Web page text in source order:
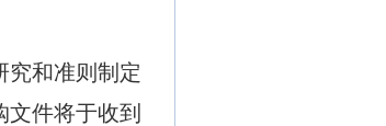
究和准则制定
件将于收到